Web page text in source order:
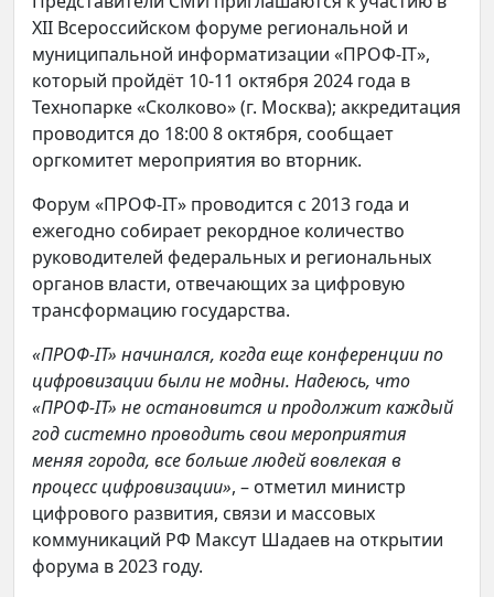
XII Всероссийском форуме региональной и
муниципальной информатизации «ПРОФ-IT»,
который пройдёт 10-11 октября 2024 года в
Технопарке «Сколково» (г. Москва); аккредитация
проводится до 18:00 8 октября, сообщает
оргкомитет мероприятия во вторник.
Форум «ПРОФ-IT» проводится с 2013 года и
ежегодно собирает рекордное количество
руководителей федеральных и региональных
органов власти, отвечающих за цифровую
трансформацию государства.
«ПРОФ-IT» начинался, когда еще конференции по
цифровизации были не модны. Надеюсь, что
«ПРОФ-IT» не остановится и продолжит каждый
год системно проводить свои мероприятия
меняя города, все больше людей вовлекая в
процесс цифровизации», – отметил министр
цифрового развития, связи и массовых
коммуникаций РФ Максут Шадаев на открытии
форума в 2023 году.